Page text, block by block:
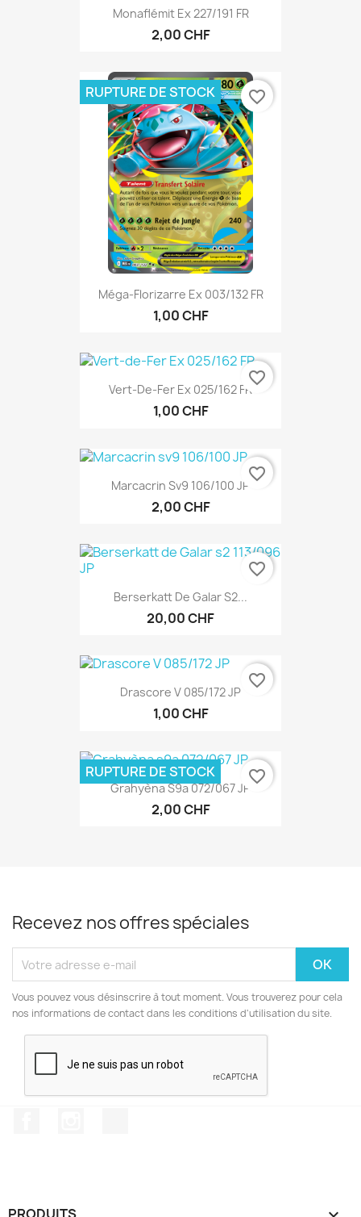
Monaflémit Ex 227/191 FR
2,00 CHF
Méga-Florizarre Ex 003/132 FR
1,00 CHF
RUPTURE DE STOCK favorite_border
Vert-De-Fer Ex 025/162 FR
1,00 CHF
favorite_border
Marcacrin Sv9 106/100 JP
2,00 CHF
favorite_border
Berserkatt De Galar S2...
20,00 CHF
favorite_border
Drascore V 085/172 JP
1,00 CHF
favorite_border
Grahyèna S9a 072/067 JP
2,00 CHF
RUPTURE DE STOCK favorite_border
Recevez nos offres spéciales
Vous pouvez vous désinscrire à tout moment. Vous trouverez pour cela
nos informations de contact dans les conditions d'utilisation du site.